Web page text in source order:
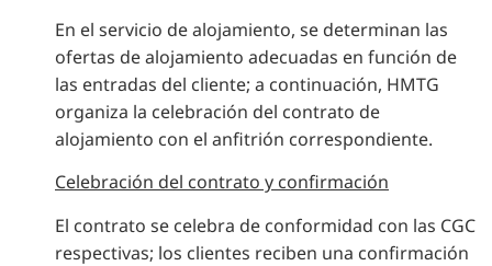
En el servicio de alojamiento, se determinan las
ofertas de alojamiento adecuadas en función de
las entradas del cliente; a continuación, HMTG
organiza la celebración del contrato de
alojamiento con el anfitrión correspondiente.
Celebración del contrato y confirmación
El contrato se celebra de conformidad con las CGC
respectivas; los clientes reciben una confirmación